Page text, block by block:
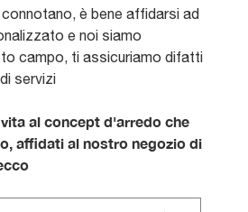
è bene affidarsi ad
e noi siamo
campo, ti assicuriamo difatti
servizi
al concept d'arredo che
affidati al nostro negozio di